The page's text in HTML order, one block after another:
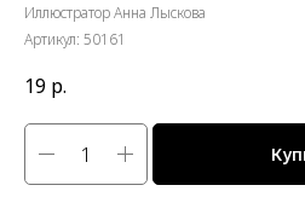
Иллюстратор Анна Лыскова
Артикул: 50161
19 р.